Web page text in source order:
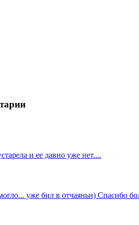
и ее давно уже нет....
уже бил в отчаяньи) Спасибо